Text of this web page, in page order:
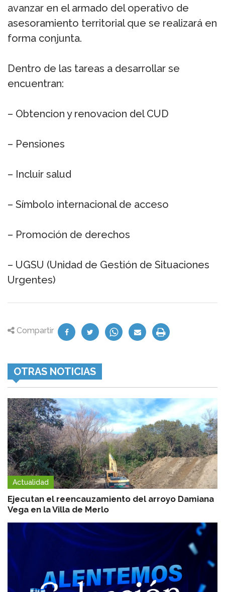
avanzar en el armado del operativo de
asesoramiento territorial que se realizará en
forma conjunta.
Dentro de las tareas a desarrollar se
encuentran:
– Obtencion y renovacion del CUD
– Pensiones
– Incluir salud
– Símbolo internacional de acceso
– Promoción de derechos
– UGSU (Unidad de Gestión de Situaciones
Urgentes)
Compartir
OTRAS NOTICIAS
Actualidad
Ejecutan el reencauzamiento del arroyo Damiana
Vega en la Villa de Merlo